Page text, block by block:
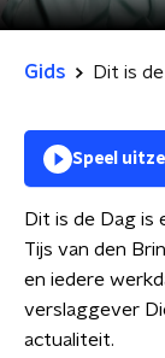
Gids Dit is
Speel
Dit is de Dag is
Tijs van den
en iedere
verslaggever
actualiteit.